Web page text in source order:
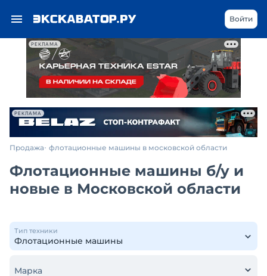
РЕКЛАМА
Войти
РЕКЛАМА
Продажа флотационные машины в московской области
Флотационные машины б/у и
новые в Московской области
Тип техники
Марка